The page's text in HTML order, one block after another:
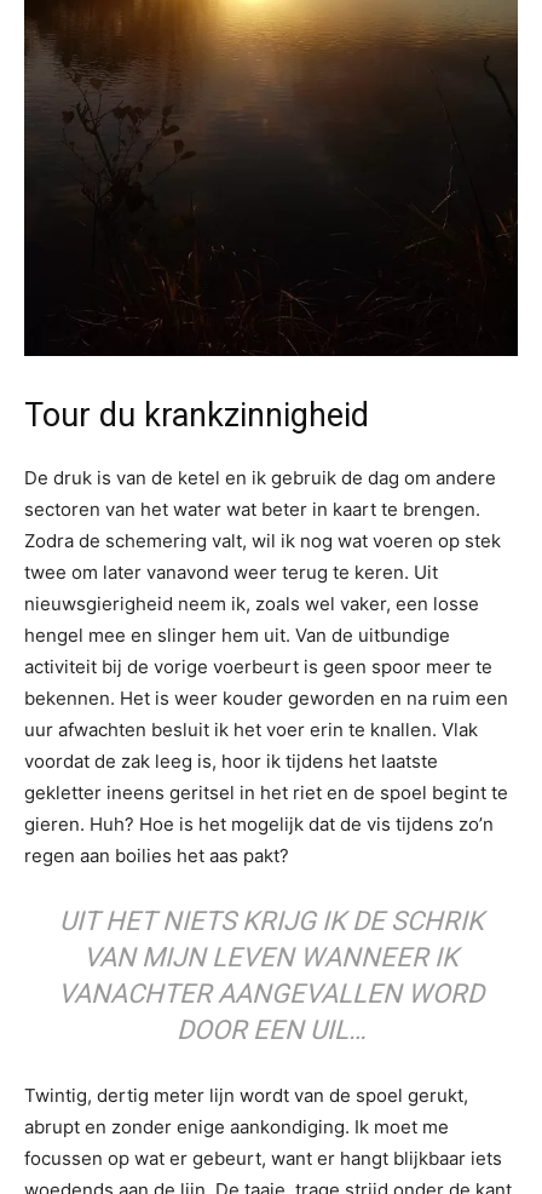
Tour du krankzinnigheid
De druk is van de ketel en ik gebruik de dag om andere
sectoren van het water wat beter in kaart te brengen.
Zodra de schemering valt, wil ik nog wat voeren op stek
twee om later vanavond weer terug te keren. Uit
nieuwsgierigheid neem ik, zoals wel vaker, een losse
hengel mee en slinger hem uit. Van de uitbundige
activiteit bij de vorige voerbeurt is geen spoor meer te
bekennen. Het is weer kouder geworden en na ruim een
uur afwachten besluit ik het voer erin te knallen. Vlak
voordat de zak leeg is, hoor ik tijdens het laatste
gekletter ineens geritsel in het riet en de spoel begint te
gieren. Huh? Hoe is het mogelijk dat de vis tijdens zo’n
regen aan boilies het aas pakt?
UIT HET NIETS KRIJG IK DE SCHRIK
VAN MIJN LEVEN WANNEER IK
VANACHTER AANGEVALLEN WORD
DOOR EEN UIL…
Twintig, dertig meter lijn wordt van de spoel gerukt,
abrupt en zonder enige aankondiging. Ik moet me
focussen op wat er gebeurt, want er hangt blijkbaar iets